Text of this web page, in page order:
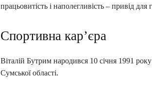
працьовитість і наполегливість – привід для
Спортивна кар’єра
Віталій Бутрим народився 10 січня 1991
Сумської області.